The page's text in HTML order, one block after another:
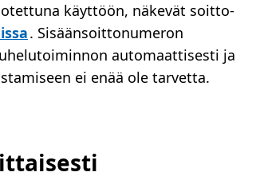
käyttöön, näkevät soitto-
. Sisäänsoittonumeron
automaattisesti ja
ei enää ole tarvetta.